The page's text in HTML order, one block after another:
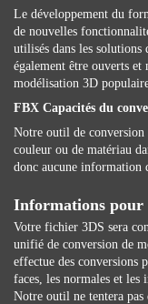
Le développement du
de nouvelles
utilisés dans les
également être ouverts et
modélisation 3D
FBX Capacités du
Notre outil de conversion
couleur ou de matériau
donc aucune information
Informations pour
Votre fichier 3DS sera
unifié de conversion de
effectue des conversions
faces, les normales et les
Notre outil ne tentera